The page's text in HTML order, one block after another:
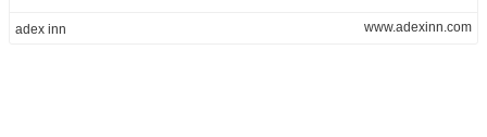
adex inn www.adexinn.com